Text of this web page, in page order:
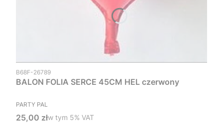
Kod produktu
B68F-26789
BALON FOLIA SERCE 45CM HEL czerwony
PRODUCENT
PARTY PAL
Cena brutto
25,00 złw tym %s VAT
w tym 5% VAT